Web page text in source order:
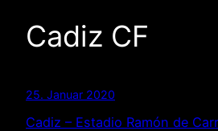
Cadiz CF
25. Januar 2020
Cadiz – Estadio Ramón de